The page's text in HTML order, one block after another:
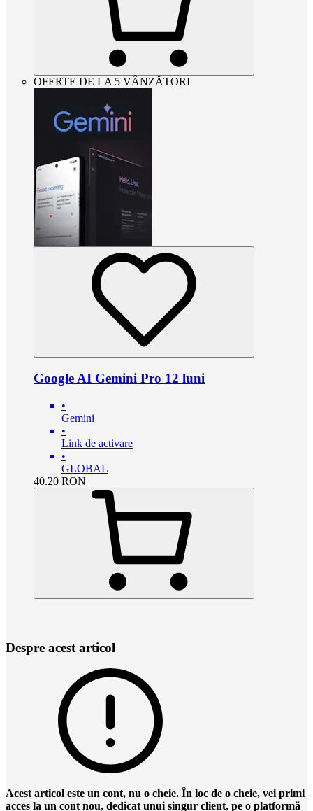
OFERTE DE LA 5 VÂNZĂTORI
Google AI Gemini Pro 12 luni
•
Gemini
•
Link de activare
•
GLOBAL
40.20 RON
Despre acest articol
Acest articol este un cont, nu o cheie. În loc de o cheie, vei primi
acces la un cont nou, dedicat unui singur client, pe o platformă